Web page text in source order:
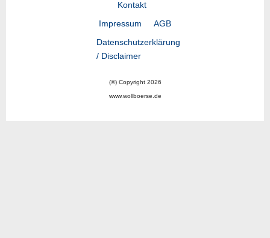
Kontakt
Impressum
AGB
Datenschutzerklärung
/ Disclaimer
(©) Copyright 2026
www.wollboerse.de